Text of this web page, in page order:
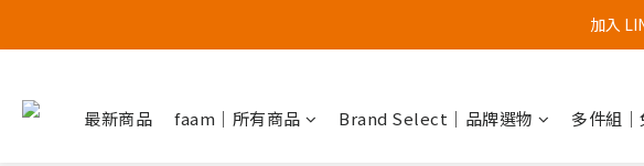
加入
最新商品 faam｜所有商品 Brand Select｜品牌選物 多件組